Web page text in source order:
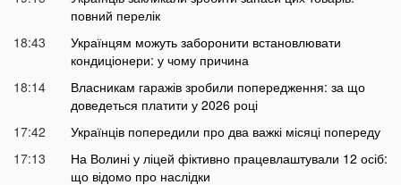
повний перелік
18:43
Українцям можуть заборонити встановлювати
кондиціонери: у чому причина
18:14
Власникам гаражів зробили попередження: за що
доведеться платити у 2026 році
17:42
Українців попередили про два важкі місяці попереду
17:13
На Волині у ліцей фіктивно працевлаштували 12 осіб:
що відомо про наслідки